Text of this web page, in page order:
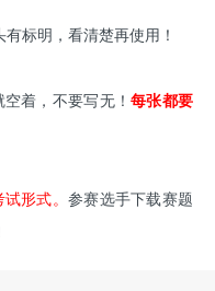
标明，看清楚再使用！
着，不要写无！每张都要
形式。 参赛选手下载赛题